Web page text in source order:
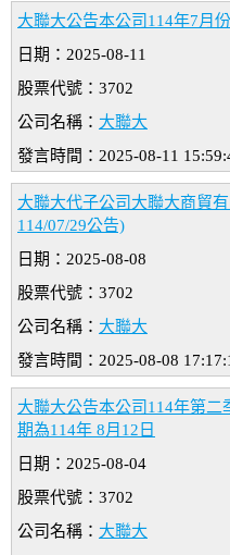
大聯大公告本公司114年7月
日期：2025-08-11
股票代號：3702
公司名稱： 大聯大
發言時間：2025-08-11
大聯大代子公司大聯大商貿
114/07/29公告)
日期：2025-08-08
股票代號：3702
公司名稱： 大聯大
發言時間：2025-08-08
大聯大公告本公司114年第二
期為114年 8月12日
日期：2025-08-04
股票代號：3702
公司名稱： 大聯大